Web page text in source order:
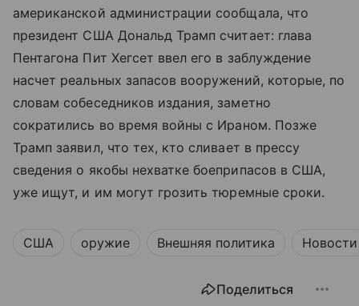
американской администрации сообщала, что
президент США Дональд Трамп считает: глава
Пентагона Пит Хегсет ввел его в заблуждение
насчет реальных запасов вооружений, которые, по
словам собеседников издания, заметно
сократились во время войны с Ираном. Позже
Трамп заявил, что тех, кто сливает в прессу
сведения о якобы нехватке боеприпасов в США,
уже ищут, и им могут грозить тюремные сроки.
США оружие Внешняя политика Новости
Поделиться